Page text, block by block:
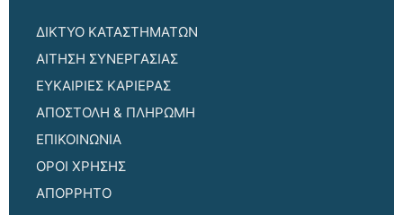
ΔΙΚΤΥΟ ΚΑΤΑΣΤΗΜΑΤΩΝ
ΑΙΤΗΣΗ ΣΥΝΕΡΓΑΣΙΑΣ
ΕΥΚΑΙΡΙΕΣ ΚΑΡΙΕΡΑΣ
ΑΠΟΣΤΟΛΗ & ΠΛΗΡΩΜΗ
ΕΠΙΚΟΙΝΩΝΙΑ
ΟΡΟΙ ΧΡΗΣΗΣ
ΑΠΟΡΡΗΤΟ